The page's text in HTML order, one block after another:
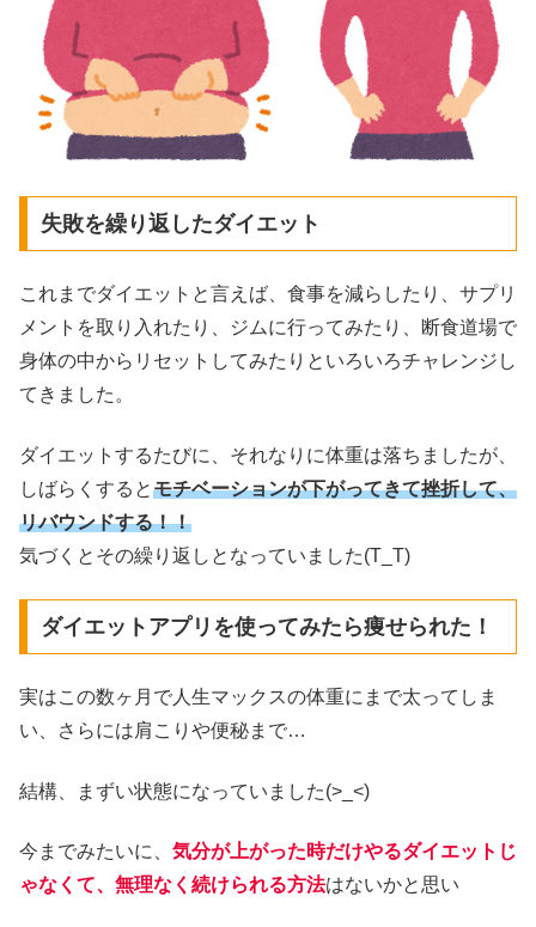
失敗を繰り返したダイエット
これまでダイエットと言えば、食事を減らしたり、サプリ
メントを取り入れたり、ジムに行ってみたり、断食道場で
身体の中からリセットしてみたりといろいろチャレンジし
てきました。
ダイエットするたびに、それなりに体重は落ちましたが、
しばらくするとモチベーションが下がってきて挫折して、
リバウンドする！！
気づくとその繰り返しとなっていました(T_T)
ダイエットアプリを使ってみたら痩せられた！
実はこの数ヶ月で人生マックスの体重にまで太ってしま
い、さらには肩こりや便秘まで…
結構、まずい状態になっていました(>_<)
今までみたいに、 気分が上がった時だけやるダイエットじ
ゃなくて、無理なく続けられる方法はないかと思い